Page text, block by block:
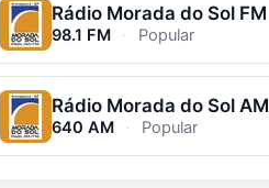
Rádio Morada do Sol FM
98.1 FM · Popular
Rádio Morada do Sol AM
640 AM · Popular